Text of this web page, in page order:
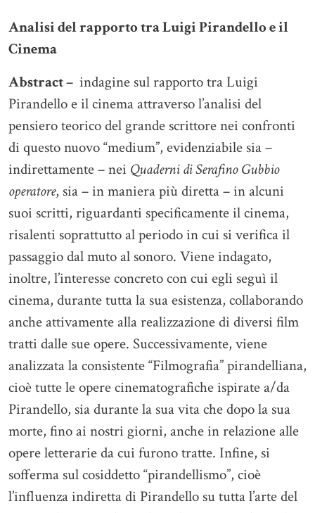
Analisi del rapporto tra Luigi Pirandello e il
Cinema
Abstract – indagine sul rapporto tra Luigi
Pirandello e il cinema attraverso l’analisi del
pensiero teorico del grande scrittore nei confronti
di questo nuovo “medium”, evidenziabile sia –
indirettamente – nei Quaderni di Serafino Gubbio
operatore, sia – in maniera più diretta – in alcuni
suoi scritti, riguardanti specificamente il cinema,
risalenti soprattutto al periodo in cui si verifica il
passaggio dal muto al sonoro. Viene indagato,
inoltre, l’interesse concreto con cui egli seguì il
cinema, durante tutta la sua esistenza, collaborando
anche attivamente alla realizzazione di diversi film
tratti dalle sue opere. Successivamente, viene
analizzata la consistente “Filmografia” pirandelliana,
cioè tutte le opere cinematografiche ispirate a/da
Pirandello, sia durante la sua vita che dopo la sua
morte, fino ai nostri giorni, anche in relazione alle
opere letterarie da cui furono tratte. Infine, si
sofferma sul cosiddetto “pirandellismo”, cioè
l’influenza indiretta di Pirandello su tutta l’arte del